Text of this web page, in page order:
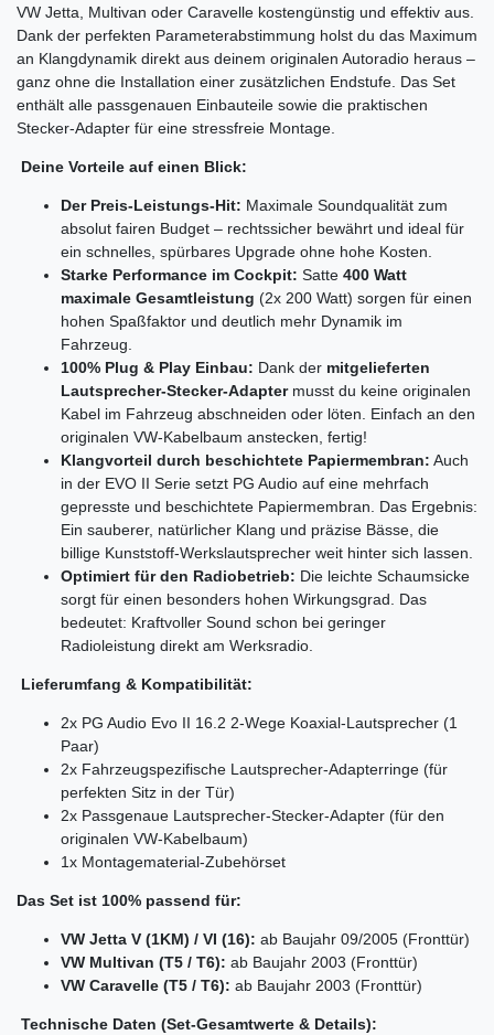
VW Jetta, Multivan oder Caravelle kostengünstig und effektiv aus.
Dank der perfekten Parameterabstimmung holst du das Maximum
an Klangdynamik direkt aus deinem originalen Autoradio heraus –
ganz ohne die Installation einer zusätzlichen Endstufe. Das Set
enthält alle passgenauen Einbauteile sowie die praktischen
Stecker-Adapter für eine stressfreie Montage.
Deine Vorteile auf einen Blick:
Der Preis-Leistungs-Hit: Maximale Soundqualität zum
absolut fairen Budget – rechtssicher bewährt und ideal für
ein schnelles, spürbares Upgrade ohne hohe Kosten.
Starke Performance im Cockpit: Satte 400 Watt
maximale Gesamtleistung (2x 200 Watt) sorgen für einen
hohen Spaßfaktor und deutlich mehr Dynamik im
Fahrzeug.
100% Plug & Play Einbau: Dank der mitgelieferten
Lautsprecher-Stecker-Adaptermusst du keine originalen
Kabel im Fahrzeug abschneiden oder löten. Einfach an den
originalen VW-Kabelbaum anstecken, fertig!
Klangvorteil durch beschichtete Papiermembran: Auch
in der EVO II Serie setzt PG Audio auf eine mehrfach
gepresste und beschichtete Papiermembran. Das Ergebnis:
Ein sauberer, natürlicher Klang und präzise Bässe, die
billige Kunststoff-Werkslautsprecher weit hinter sich lassen.
Optimiert für den Radiobetrieb: Die leichte Schaumsicke
sorgt für einen besonders hohen Wirkungsgrad. Das
bedeutet: Kraftvoller Sound schon bei geringer
Radioleistung direkt am Werksradio.
Lieferumfang & Kompatibilität:
2x PG Audio Evo II 16.2 2-Wege Koaxial-Lautsprecher (1
Paar)
2x Fahrzeugspezifische Lautsprecher-Adapterringe (für
perfekten Sitz in der Tür)
2x Passgenaue Lautsprecher-Stecker-Adapter (für den
originalen VW-Kabelbaum)
1x Montagematerial-Zubehörset
Das Set ist 100% passend für:
VW Jetta V (1KM) / VI (16): ab Baujahr 09/2005 (Fronttür)
VW Multivan (T5 / T6): ab Baujahr 2003 (Fronttür)
VW Caravelle (T5 / T6): ab Baujahr 2003 (Fronttür)
Technische Daten (Set-Gesamtwerte & Details):